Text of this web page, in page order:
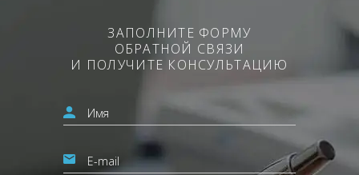
ЗАПОЛНИТЕ ФОРМУ
ОБРАТНОЙ СВЯЗИ
И ПОЛУЧИТЕ КОНСУЛЬТАЦИЮ